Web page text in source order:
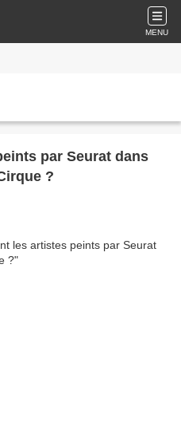
MENU
par Seurat dans
?